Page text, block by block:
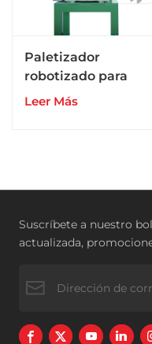
Paletizador
robotizado para
bolsas/cajas en
Leer Más
Suscríbete a nuestro
actualizada,